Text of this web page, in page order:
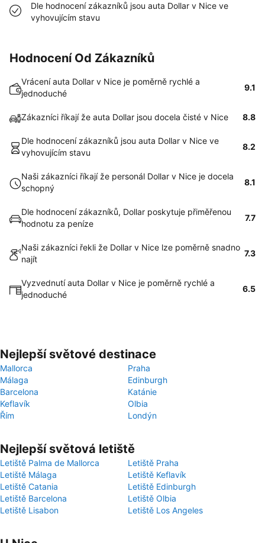
Dle hodnocení zákazníků jsou auta Dollar v Nice ve
vyhovujícím stavu
Hodnocení Od Zákazníků
Vrácení auta Dollar v Nice je poměrně rychlé a
jednoduché
9.1
Zákazníci říkají že auta Dollar jsou docela čisté v Nice 8.8
Dle hodnocení zákazníků jsou auta Dollar v Nice ve
vyhovujícím stavu
8.2
Naši zákazníci říkají že personál Dollar v Nice je docela
schopný
8.1
Dle hodnocení zákazníků, Dollar poskytuje přiměřenou
hodnotu za peníze
7.7
Naši zákazníci řekli že Dollar v Nice lze poměrně snadno
najít
7.3
Vyzvednutí auta Dollar v Nice je poměrně rychlé a
jednoduché
6.5
Nejlepší světové destinace
Mallorca
Praha
Málaga
Edinburgh
Barcelona
Katánie
Keflavík
Olbia
Řím
Londýn
Nejlepší světová letiště
Letiště Palma de Mallorca
Letiště Praha
Letiště Málaga
Letiště Keflavík
Letiště Catania
Letiště Edinburgh
Letiště Barcelona
Letiště Olbia
Letiště Lisabon
Letiště Los Angeles